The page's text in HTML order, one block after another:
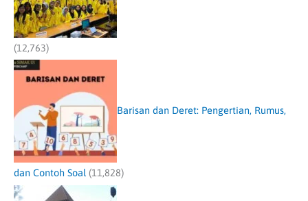
(12,763)
Barisan dan Deret: Pengertian, Rumus,
dan Contoh Soal (11,828)